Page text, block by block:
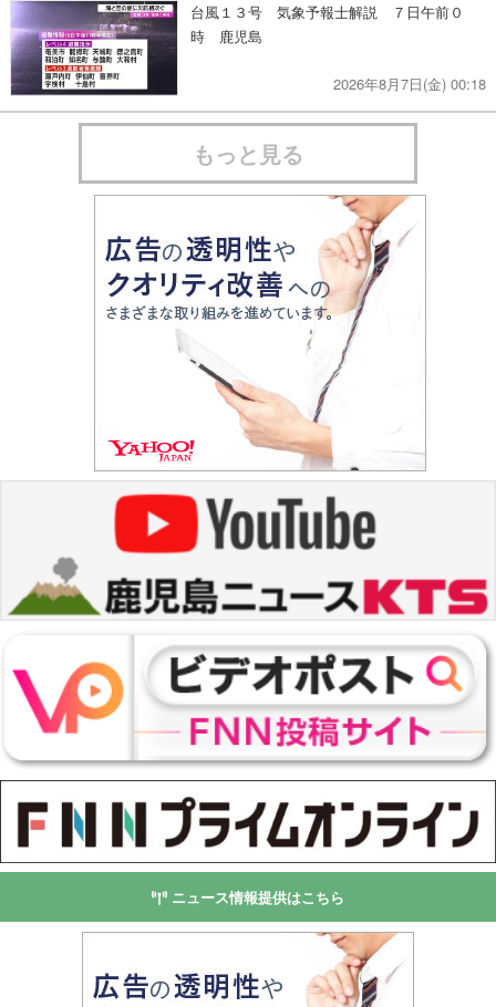
台風１３号 気象予報士解説 ７日午前０
時 鹿児島
2026年8月7日(金) 00:18
もっと見る
ニュース情報提供はこちら